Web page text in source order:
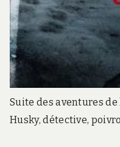
Suite des aventures
Husky, détective,